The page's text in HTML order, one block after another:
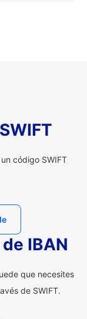
código SWIFT
IBAN
que necesites
de SWIFT.